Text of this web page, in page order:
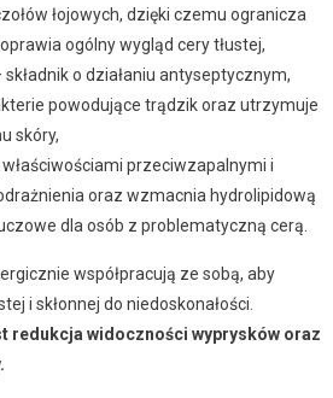
łojowych, dzięki czemu ogranicza
ogólny wygląd cery tłustej,
o działaniu antyseptycznym,
powodujące trądzik oraz utrzymuje
skóry,
przeciwzapalnymi i
oraz wzmacnia hydrolipidową
dla osób z problematyczną cerą.
współpracują ze sobą, aby
i skłonnej do niedoskonałości.
redukcja widoczności wyprysków oraz